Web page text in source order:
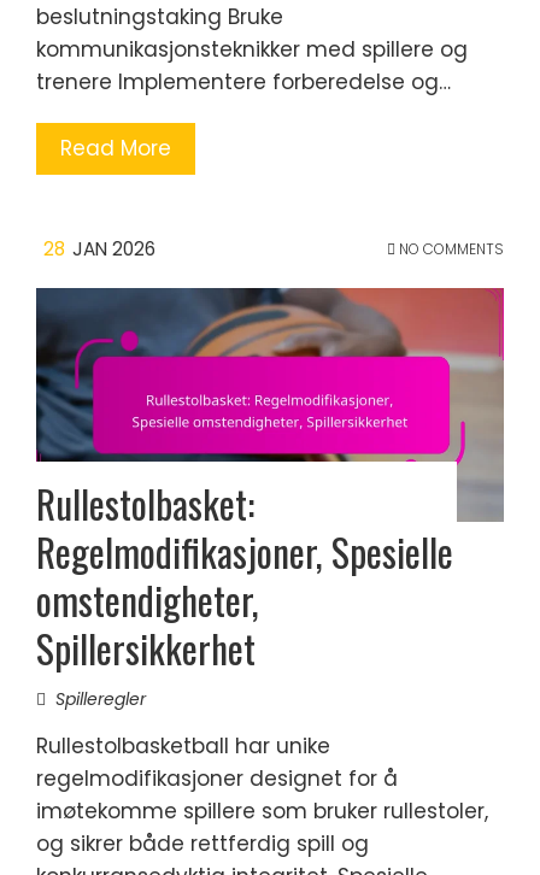
beslutningstaking Bruke
kommunikasjonsteknikker med spillere og
trenere Implementere forberedelse og…
Read More
28 JAN 2026 NO COMMENTS
Rullestolbasket:
Regelmodifikasjoner, Spesielle
omstendigheter,
Spillersikkerhet
Spilleregler
Rullestolbasketball har unike
regelmodifikasjoner designet for å
imøtekomme spillere som bruker rullestoler,
og sikrer både rettferdig spill og